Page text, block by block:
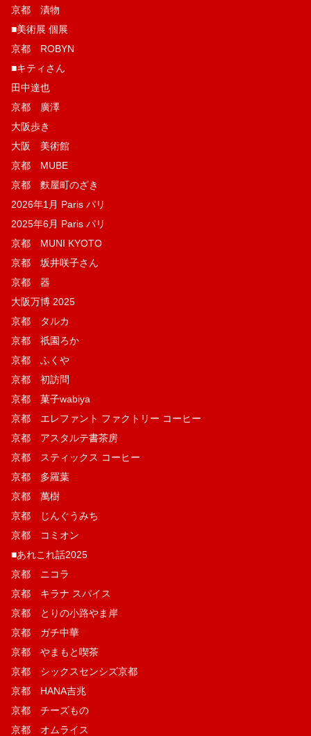
京都 漬物
■美術展 個展
京都 ROBYN
■キティさん
田中達也
京都 廣澤
大阪歩き
大阪 美術館
京都 MUBE
京都 麩屋町のざき
2026年1月 Paris パリ
2025年6月 Paris パリ
京都 MUNI KYOTO
京都 坂井咲子さん
京都 器
大阪万博 2025
京都 タルカ
京都 祇園ろか
京都 ふくや
京都 初訪問
京都 菓子wabiya
京都 エレファント ファクトリー コーヒー
京都 アスタルテ書茶房
京都 スティックス コーヒー
京都 多羅葉
京都 萬樹
京都 じんぐうみち
京都 コミオン
■あれこれ話2025
京都 ニコラ
京都 キラナ スパイス
京都 とりの小路やま岸
京都 ガチ中華
京都 やまもと喫茶
京都 シックスセンシズ京都
京都 HANA吉兆
京都 チーズもの
京都 オムライス